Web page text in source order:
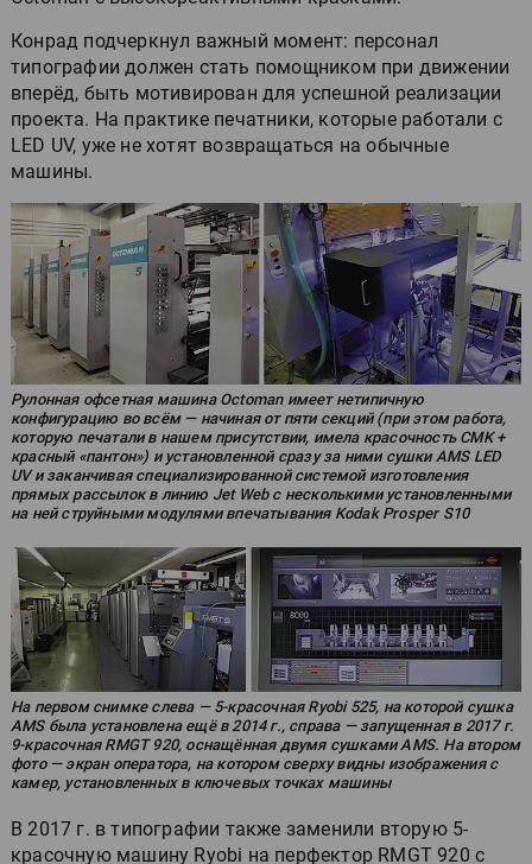
Конрад подчеркнул важный момент: персонал
типографии должен стать помощником при движении
вперёд, быть мотивирован для успешной реализации
проекта. На практике печатники, которые работали с
LED UV, уже не хотят возвращаться на обычные
машины.
Рулонная офсетная машина Octoman имеет нетипичную
конфигурацию во всём — начиная от пяти секций (при этом работа,
которую печатали в нашем присутствии, имела красочность CMK +
красный «пантон») и установленной сразу за ними сушки AMS LED
UV и заканчивая специализированной системой изготовления
прямых рассылок в линию Jet Web с несколькими установленными
на ней струйными модулями впечатывания Kodak Prosper S10
На первом снимке слева — 5-красочная Ryobi 525, на которой сушка
AMS была установлена ещё в 2014 г., справа — запущенная в 2017 г.
9-красочная RMGT 920, оснащённая двумя сушками AMS. На втором
фото — экран оператора, на котором сверху видны изображения с
камер, установленных в ключевых точках машины
В 2017 г. в типографии также заменили вторую 5-
красочную машину Ryobi на перфектор RMGT 920 с